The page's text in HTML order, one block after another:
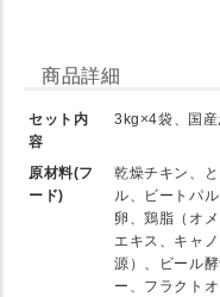
商品詳細
セット内
容
3kg×4袋、国
原材料(フ
ード)
乾燥チキン、
ル、ビートパ
卵、鶏脂（オ
エキス、キャ
源）、ビール
ー、フラクト